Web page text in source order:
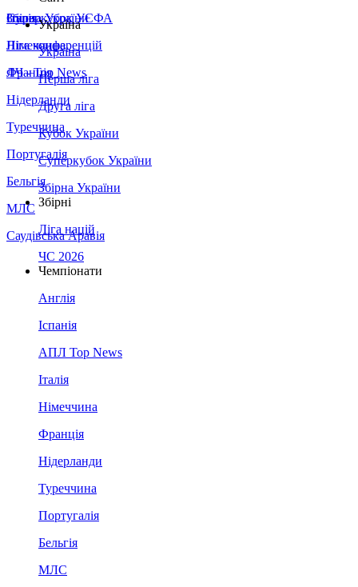
Збірна України
Італія
Німеччина
Франція
Нідерланди
Туреччина
Португалія
Бельгія
МЛС
Саудівська Аравія
Суперкубок УЄФА
Ліга конференцій
ЛЧ - Top News
Україна
Україна
Перша ліга
Друга ліга
Кубок України
Суперкубок України
Збірна України
Збірні
Ліга націй
ЧС 2026
Чемпіонати
Англія
Іспанія
АПЛ Top News
Італія
Німеччина
Франція
Нідерланди
Туреччина
Португалія
Бельгія
МЛС